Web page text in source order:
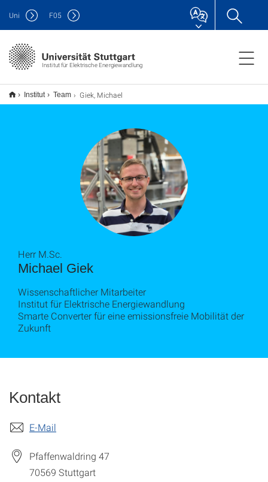
Institut für Elektrische Energiewandlung
Uni F05
Institut Team Giek, Michael
Michael Giek
Herr M.Sc.
Wissenschaftlicher Mitarbeiter
Institut für Elektrische Energiewandlung
Smarte Converter für eine emissionsfreie Mobilität der
Zukunft
Kontakt
E-Mail
Pfaffenwaldring 47
70569 Stuttgart